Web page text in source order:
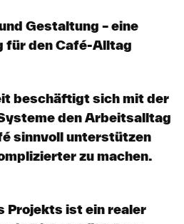
Gestaltung – eine
für den Café-Alltag
beschäftigt sich mit der
den Arbeitsalltag
sinnvoll unterstützen
zu machen.
Projekts ist ein realer